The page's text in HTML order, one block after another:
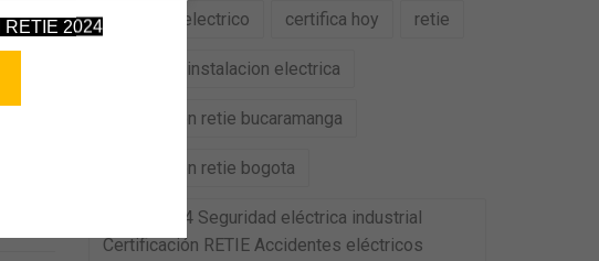
RETIE 2024 accidente electrico certifica hoy retie
instalacion electrica
certificacion retie bucaramanga
certificacion retie bogota
RETIE 2024 Seguridad eléctrica industrial
Certificación RETIE Accidentes eléctricos